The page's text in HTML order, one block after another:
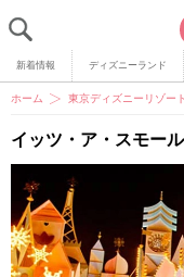
新着情報 ディズニーランド
ホーム 東京ディズニーリゾート
イッツ・ア・スモー